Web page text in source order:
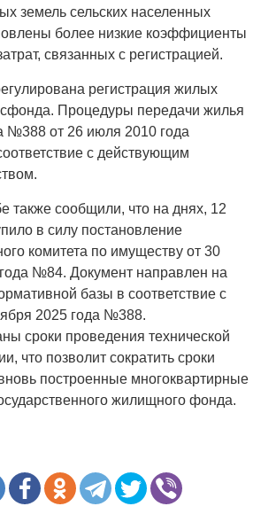
земель сельских населенных
более низкие коэффициенты
связанных с регистрацией.
регистрация жилых
Процедуры передачи жилья
№388 от 26 июля 2010 года
с действующим
также сообщили, что на днях, 12
в силу постановление
комитета по имуществу от 30
№84. Документ направлен на
базы в соответствие с
2025 года №388.
сроки проведения технической
что позволит сократить сроки
построенные многоквартирные
жилищного фонда.